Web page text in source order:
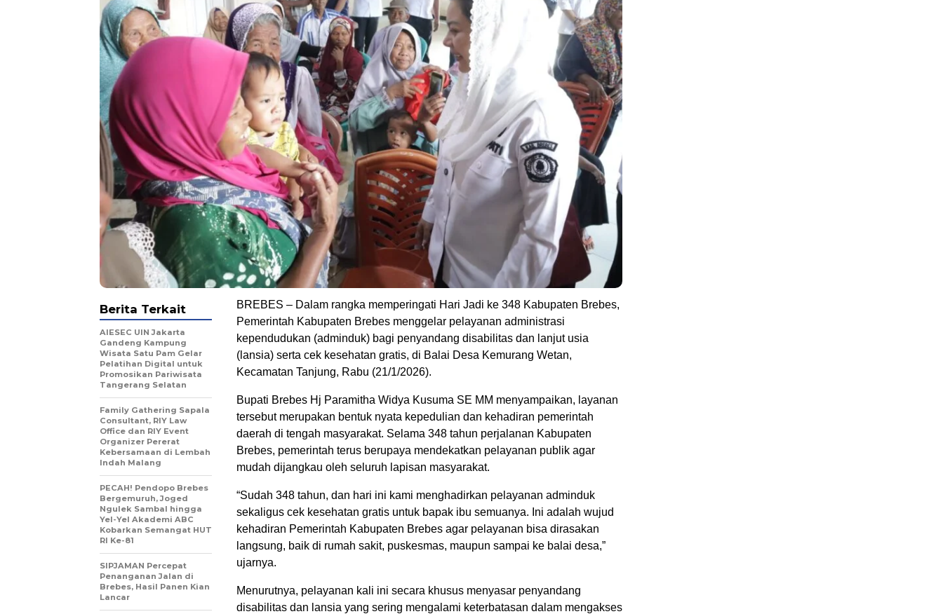
BREBES – Dalam rangka memperingati Hari Jadi ke 348 Kabupaten Brebes,
Pemerintah Kabupaten Brebes menggelar pelayanan administrasi
kependudukan (adminduk) bagi penyandang disabilitas dan lanjut usia
(lansia) serta cek kesehatan gratis, di Balai Desa Kemurang Wetan,
Kecamatan Tanjung, Rabu (21/1/2026).
Bupati Brebes Hj Paramitha Widya Kusuma SE MM menyampaikan, layanan
tersebut merupakan bentuk nyata kepedulian dan kehadiran pemerintah
daerah di tengah masyarakat. Selama 348 tahun perjalanan Kabupaten
Brebes, pemerintah terus berupaya mendekatkan pelayanan publik agar
mudah dijangkau oleh seluruh lapisan masyarakat.
“Sudah 348 tahun, dan hari ini kami menghadirkan pelayanan adminduk
sekaligus cek kesehatan gratis untuk bapak ibu semuanya. Ini adalah wujud
kehadiran Pemerintah Kabupaten Brebes agar pelayanan bisa dirasakan
langsung, baik di rumah sakit, puskesmas, maupun sampai ke balai desa,”
ujarnya.
Menurutnya, pelayanan kali ini secara khusus menyasar penyandang
disabilitas dan lansia yang sering mengalami keterbatasan dalam mengakses
Berita Terkait
AIESEC UIN Jakarta
Gandeng Kampung
Wisata Satu Pam Gelar
Pelatihan Digital untuk
Promosikan Pariwisata
Tangerang Selatan
Family Gathering Sapala
Consultant, RIY Law
Office dan RIY Event
Organizer Pererat
Kebersamaan di Lembah
Indah Malang
PECAH! Pendopo Brebes
Bergemuruh, Joged
Ngulek Sambal hingga
Yel-Yel Akademi ABC
Kobarkan Semangat HUT
RI Ke-81
SIPJAMAN Percepat
Penanganan Jalan di
Brebes, Hasil Panen Kian
Lancar